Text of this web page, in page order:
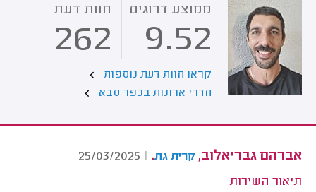
ממוצע דרוגים
9.52
חוות דעת
262
קראו חוות דעת נוספות
חדרי ארונות בכפר סבא
אברהם גבריאלוב, קרית גת.
|
25/03/2025
תיאור השירות